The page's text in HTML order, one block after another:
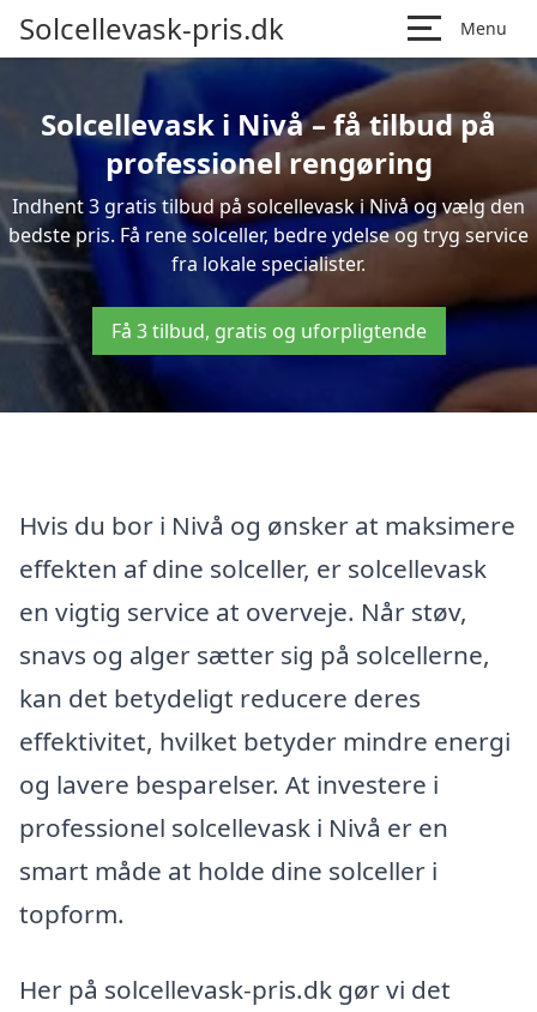
Solcellevask-pris.dk Menu
Solcellevask i Nivå – få tilbud på
professionel rengøring
Indhent 3 gratis tilbud på solcellevask i Nivå og vælg den
bedste pris. Få rene solceller, bedre ydelse og tryg service
fra lokale specialister.
Få 3 tilbud, gratis og uforpligtende
Hvis du bor i Nivå og ønsker at maksimere
effekten af dine solceller, er solcellevask
en vigtig service at overveje. Når støv,
snavs og alger sætter sig på solcellerne,
kan det betydeligt reducere deres
effektivitet, hvilket betyder mindre energi
og lavere besparelser. At investere i
professionel solcellevask i Nivå er en
smart måde at holde dine solceller i
topform.
Her på solcellevask-pris.dk gør vi det